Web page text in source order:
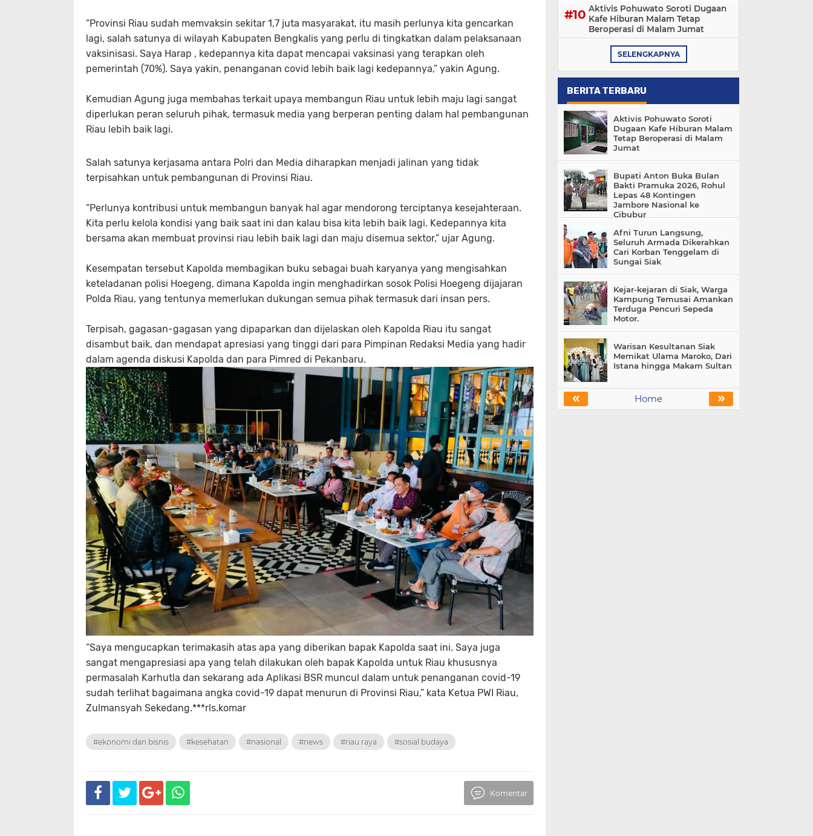
“Provinsi Riau sudah memvaksin sekitar 1,7 juta masyarakat, itu masih perlunya kita gencarkan
lagi, salah satunya di wilayah Kabupaten Bengkalis yang perlu di tingkatkan dalam pelaksanaan
vaksinisasi. Saya Harap , kedepannya kita dapat mencapai vaksinasi yang terapkan oleh
pemerintah (70%). Saya yakin, penanganan covid lebih baik lagi kedepannya,” yakin Agung.
Kemudian Agung juga membahas terkait upaya membangun Riau untuk lebih maju lagi sangat
diperlukan peran seluruh pihak, termasuk media yang berperan penting dalam hal pembangunan
Riau lebih baik lagi.
Salah satunya kerjasama antara Polri dan Media diharapkan menjadi jalinan yang tidak
terpisahkan untuk pembangunan di Provinsi Riau.
“Perlunya kontribusi untuk membangun banyak hal agar mendorong terciptanya kesejahteraan.
Kita perlu kelola kondisi yang baik saat ini dan kalau bisa kita lebih baik lagi. Kedepannya kita
bersama akan membuat provinsi riau lebih baik lagi dan maju disemua sektor,” ujar Agung.
Kesempatan tersebut Kapolda membagikan buku sebagai buah karyanya yang mengisahkan
keteladanan polisi Hoegeng, dimana Kapolda ingin menghadirkan sosok Polisi Hoegeng dijajaran
Polda Riau, yang tentunya memerlukan dukungan semua pihak termasuk dari insan pers.
Terpisah, gagasan-gagasan yang dipaparkan dan dijelaskan oleh Kapolda Riau itu sangat
disambut baik, dan mendapat apresiasi yang tinggi dari para Pimpinan Redaksi Media yang hadir
dalam agenda diskusi Kapolda dan para Pimred di Pekanbaru.
“Saya mengucapkan terimakasih atas apa yang diberikan bapak Kapolda saat ini. Saya juga
sangat mengapresiasi apa yang telah dilakukan oleh bapak Kapolda untuk Riau khususnya
permasalah Karhutla dan sekarang ada Aplikasi BSR muncul dalam untuk penanganan covid-19
sudah terlihat bagaimana angka covid-19 dapat menurun di Provinsi Riau,” kata Ketua PWI Riau,
Zulmansyah Sekedang.***rls.komar
#ekonomi dan bisnis #kesehatan #nasional #news #riau raya #sosial budaya
Komentar
Aktivis Pohuwato Soroti Dugaan
Kafe Hiburan Malam Tetap
Beroperasi di Malam Jumat
SELENGKAPNYA
BERITA TERBARU
Aktivis Pohuwato Soroti
Dugaan Kafe Hiburan Malam
Tetap Beroperasi di Malam
Jumat
Bupati Anton Buka Bulan
Bakti Pramuka 2026, Rohul
Lepas 48 Kontingen
Jambore Nasional ke
Cibubur
Afni Turun Langsung,
Seluruh Armada Dikerahkan
Cari Korban Tenggelam di
Sungai Siak
Kejar-kejaran di Siak, Warga
Kampung Temusai Amankan
Terduga Pencuri Sepeda
Motor.
Warisan Kesultanan Siak
Memikat Ulama Maroko, Dari
Istana hingga Makam Sultan
« »
Home